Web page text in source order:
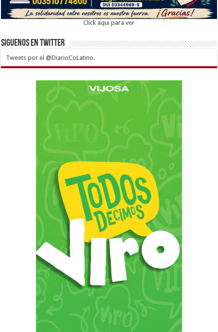
Click aqui para ver
Siguenos en twitter
Tweets por el @DiarioCoLatino.